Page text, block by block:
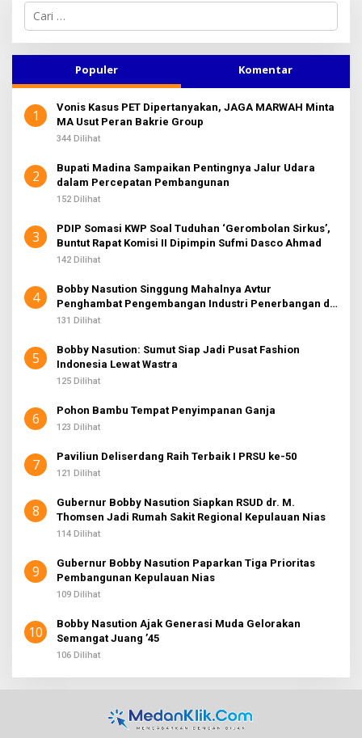
C
i
n
u
k
Populer Komentar
1
Vonis Kasus PET Dipertanyakan, JAGA MARWAH Minta
MA Usut Peran Bakrie Group
344 Dilihat
2
Bupati Madina Sampaikan Pentingnya Jalur Udara
dalam Percepatan Pembangunan
152 Dilihat
3
PDIP Somasi KWP Soal Tuduhan ‘Gerombolan Sirkus’,
Buntut Rapat Komisi II Dipimpin Sufmi Dasco Ahmad
142 Dilihat
4
Bobby Nasution Singgung Mahalnya Avtur
Penghambat Pengembangan Industri Penerbangan di
Sumut
131 Dilihat
5
Bobby Nasution: Sumut Siap Jadi Pusat Fashion
Indonesia Lewat Wastra
125 Dilihat
6 Pohon Bambu Tempat Penyimpanan Ganja
123 Dilihat
7 Paviliun Deliserdang Raih Terbaik I PRSU ke-50
121 Dilihat
8
Gubernur Bobby Nasution Siapkan RSUD dr. M.
Thomsen Jadi Rumah Sakit Regional Kepulauan Nias
114 Dilihat
9
Gubernur Bobby Nasution Paparkan Tiga Prioritas
Pembangunan Kepulauan Nias
109 Dilihat
10
Bobby Nasution Ajak Generasi Muda Gelorakan
Semangat Juang ’45
106 Dilihat